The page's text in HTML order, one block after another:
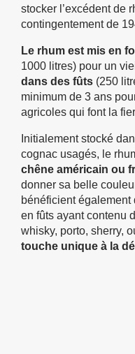
stocker l’excédent de
contingentement de
Le rhum est mis en
1000 litres) pour un
dans des fûts (250
minimum de 3 ans
agricoles qui font la
Initialement stocké
cognac usagés, le
chêne américain ou
donner sa belle
bénéficient également
en fûts ayant contenu
whisky, porto, sherry,
touche unique à la